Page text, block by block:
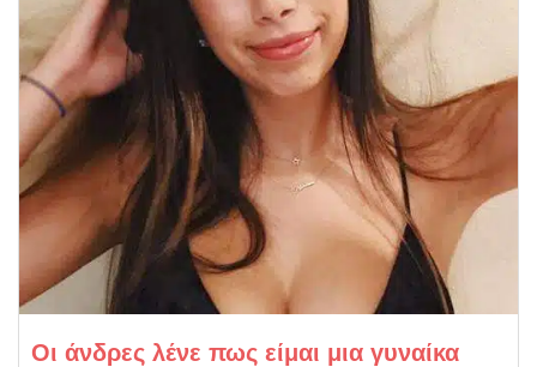
Οι άνδρες λένε πως είμαι μια γυναίκα